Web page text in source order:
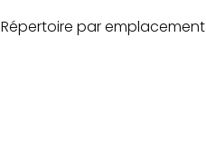
Répertoire par emplacement